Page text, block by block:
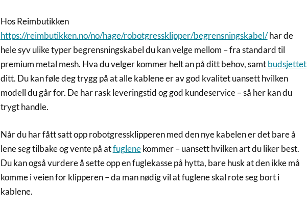
Hos Reimbutikken
https://reimbutikken.no/no/hage/robotgressklipper/begrensningskabel/har de
hele syv ulike typer begrensningskabel du kan velge mellom – fra standard til
premium metal mesh. Hva du velger kommer helt an på ditt behov, samtbudsjettet
ditt. Du kan føle deg trygg på at alle kablene er av god kvalitet uansett hvilken
modell du går for. De har rask leveringstid og god kundeservice – så her kan du
trygt handle.
Når du har fått satt opp robotgressklipperen med den nye kabelen er det bare å
lene seg tilbake og vente på atfuglenekommer – uansett hvilken art du liker best.
Du kan også vurdere å sette opp en fuglekasse på hytta, bare husk at den ikke må
komme i veien for klipperen – da man nødig vil at fuglene skal rote seg bort i
kablene.